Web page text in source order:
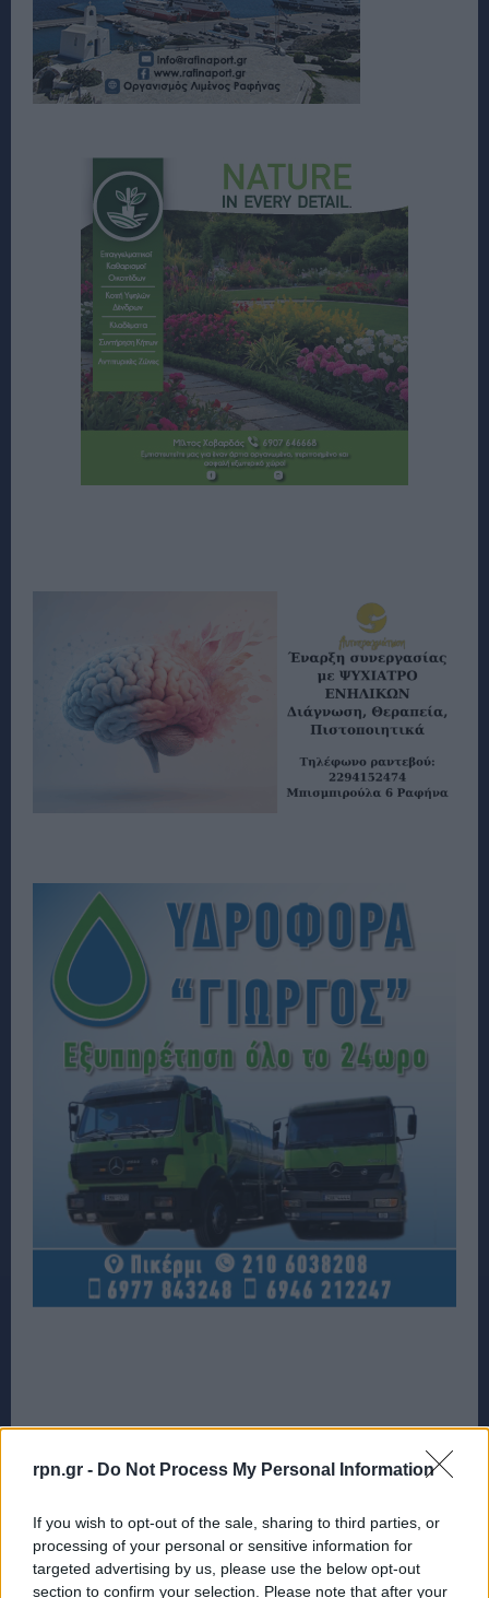
rpn.gr - Do Not Process My Personal Information
If you wish to opt-out of the sale, sharing to third parties, or
processing of your personal or sensitive information for
targeted advertising by us, please use the below opt-out
section to confirm your selection. Please note that after your